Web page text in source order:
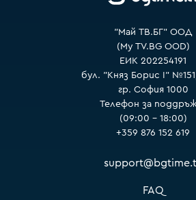
"Май ТВ.БГ" ООД
(My TV.BG OOD)
ЕИК 202254191
бул. "Княз Борис I"
гр. София 1000
Телефон за
(09:00 – 18:00)
+359 876 152 619
FAQ